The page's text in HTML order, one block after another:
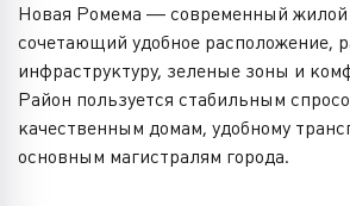
Новая Ромема — современный
сочетающий удобное расположение,
инфраструктуру, зеленые зоны и
Район пользуется стабильным
качественным домам, удобному
основным магистралям города.